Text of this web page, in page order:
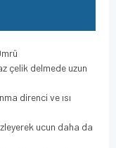
çelik delmede uzun
direnci ve ısı
ucun daha da